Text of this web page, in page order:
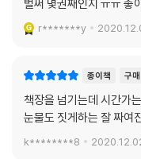
■ 히가시노 게이고가 들려
살다보면 한번쯤은 마주하
명세를 탄다. 이를테면, 백
한다. 어떻게 보면 재치 문
벌써 몇권째인지 ㅠㅠ 좋
r*******y
종이책 구매
책장을 넘기는데 시간가
눈물도 짓게하는 잘 짜여
k********8